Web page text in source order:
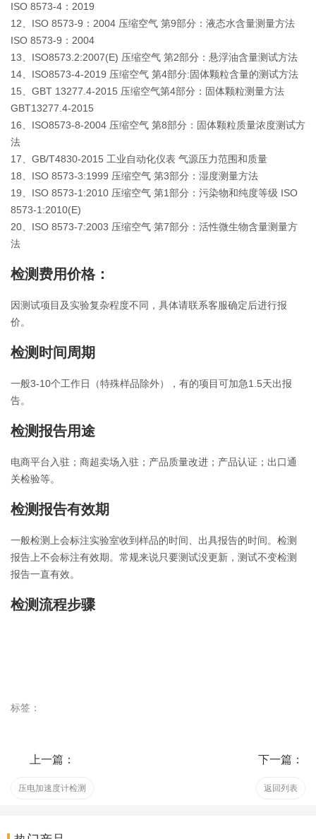
ISO 8573-4：2019
12、ISO 8573-9：2004 压缩空气 第9部分：液态水含量测量方法
ISO 8573-9：2004
13、ISO8573.2:2007(E) 压缩空气 第2部分：悬浮油含量测试方法
14、ISO8573-4-2019 压缩空气 第4部分:固体颗粒含量的测试方法
15、GBT 13277.4-2015 压缩空气第4部分：固体颗粒测量方法
GBT13277.4-2015
16、ISO8573-8-2004 压缩空气 第8部分：固体颗粒质量浓度测试方
法
17、GB/T4830-2015 工业自动化仪表 气源压力范围和质量
18、ISO 8573-3:1999 压缩空气 第3部分：湿度测量方法
19、ISO 8573-1:2010 压缩空气 第1部分：污染物和纯度等级 ISO
8573-1:2010(E)
20、ISO 8573-7:2003 压缩空气 第7部分：活性微生物含量测量方
法
检测费用价格：
因测试项目及实验复杂程度不同，具体请联系客服确定后进行报
价。
检测时间周期
一般3-10个工作日（特殊样品除外），有的项目可加急1.5天出报
告。
检测报告用途
电商平台入驻；商超卖场入驻；产品质量改进；产品认证；出口通
关检验等。
检测报告有效期
一般检测上会标注实验室收到样品的时间、出具报告的时间。检测
报告上不会标注有效期。常规来说只要测试没更新，测试不变检测
报告一直有效。
检测流程步骤
标签：
上一篇：
压电加速度计检测
下一篇：
返回列表